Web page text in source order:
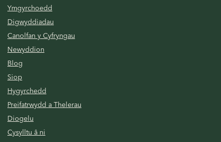
Ymgyrchoedd
Digwyddiadau
Canolfan y Cyfryngau
Newyddion
Blog
Siop
Hygyrchedd
Preifatrwydd a Thelerau
Diogelu
Cysylltu â ni